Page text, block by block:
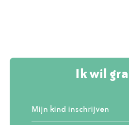
Ik wil
Mijn kind inschrijven